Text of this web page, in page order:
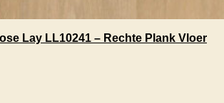
Lay LL10241 – Rechte Plank Vloer